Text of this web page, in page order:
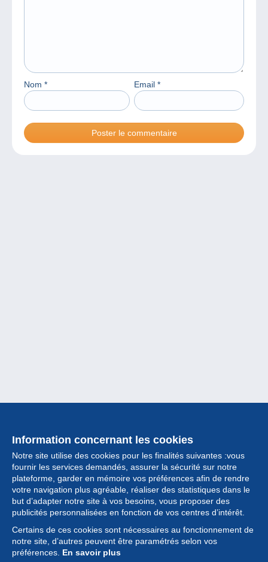
Nom * Email *
Information concernant les cookies
Notre site utilise des cookies pour les finalités suivantes :vous
fournir les services demandés, assurer la sécurité sur notre
plateforme, garder en mémoire vos préférences afin de rendre
votre navigation plus agréable, réaliser des statistiques dans le
but d’adapter notre site à vos besoins, vous proposer des
publicités personnalisées en fonction de vos centres d’intérêt.
Certains de ces cookies sont nécessaires au fonctionnement de
notre site, d’autres peuvent être paramétrés selon vos
préférences. En savoir plus
Collection
Actualités
Fonctionnalités